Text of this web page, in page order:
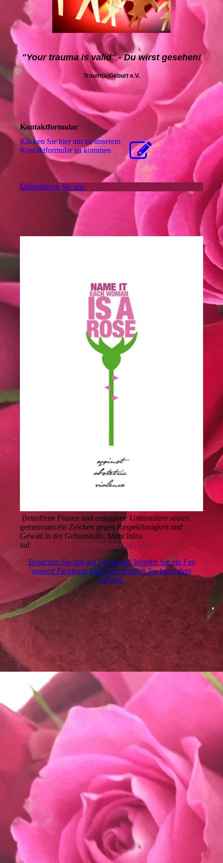
"Your trauma is valid" - Du wirst gesehen!
Traum(a)Geburt e.V.
Kontaktformular
Klicken Sie hier um zu unserem
Kon­takt­for­mu­lar zu kommen
Unterstützen Sie uns
Betroffene Frauen und engagierte Unterstützer setzen
gemeinsam ein Zeichen gegen Respektlosigkeit und
Gewalt in der Geburtshilfe. Mehr Infos
auf
www.rosesrevolutiondeutschland.de
Besuchen Sie uns auf Facebook! Werden Sie ein Fan
unserer Facebook Seite und erhalten Sie besondere
Vorteile.